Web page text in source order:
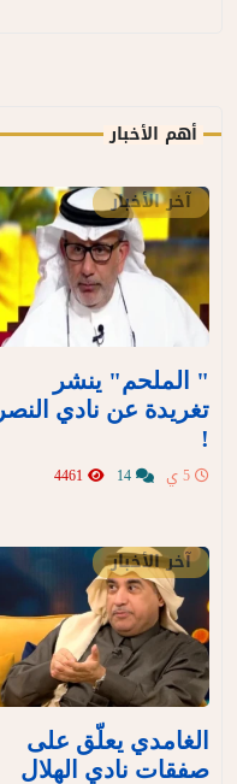
أهم الأخبار
آخر الأخبار
" الملحم" ينشر
تغريدة عن نادي النصر
!
آخر الأخبار
الغامدي يعلّق على
صفقات نادي الهلال